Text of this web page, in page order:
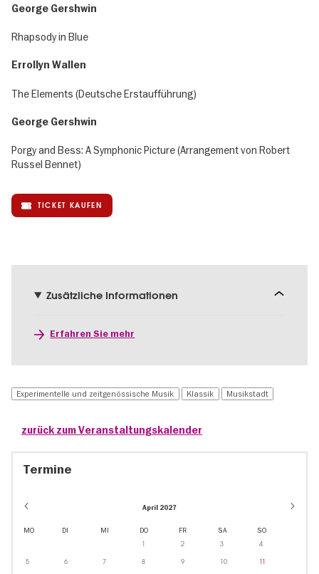
George Gershwin
Rhapsody in Blue
Errollyn Wallen
The Elements (Deutsche Erstaufführung)
George Gershwin
Porgy and Bess: A Symphonic Picture (Arrangement von Robert
Russel Bennet)
TICKET KAUFEN
Zusätzliche Informationen
Erfahren Sie mehr
Experimentelle und zeitgenössische Musik Klassik Musikstadt
zurück zum Veranstaltungskalender
Termine
April 2027
MO DI MI DO FR SA SO
1 2 3 4
5 6 7 8 9 10 11